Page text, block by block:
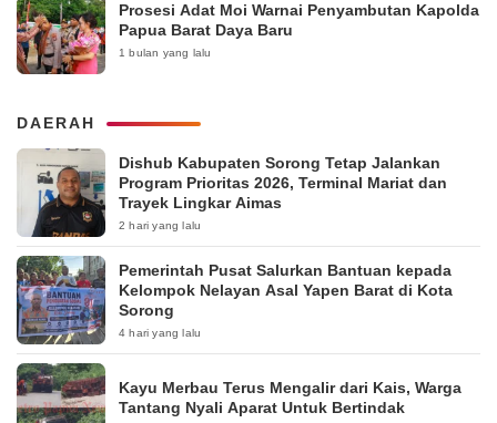
Prosesi Adat Moi Warnai Penyambutan Kapolda
Papua Barat Daya Baru
1 bulan yang lalu
DAERAH
Dishub Kabupaten Sorong Tetap Jalankan
Program Prioritas 2026, Terminal Mariat dan
Trayek Lingkar Aimas
2 hari yang lalu
Pemerintah Pusat Salurkan Bantuan kepada
Kelompok Nelayan Asal Yapen Barat di Kota
Sorong
4 hari yang lalu
Kayu Merbau Terus Mengalir dari Kais, Warga
Tantang Nyali Aparat Untuk Bertindak